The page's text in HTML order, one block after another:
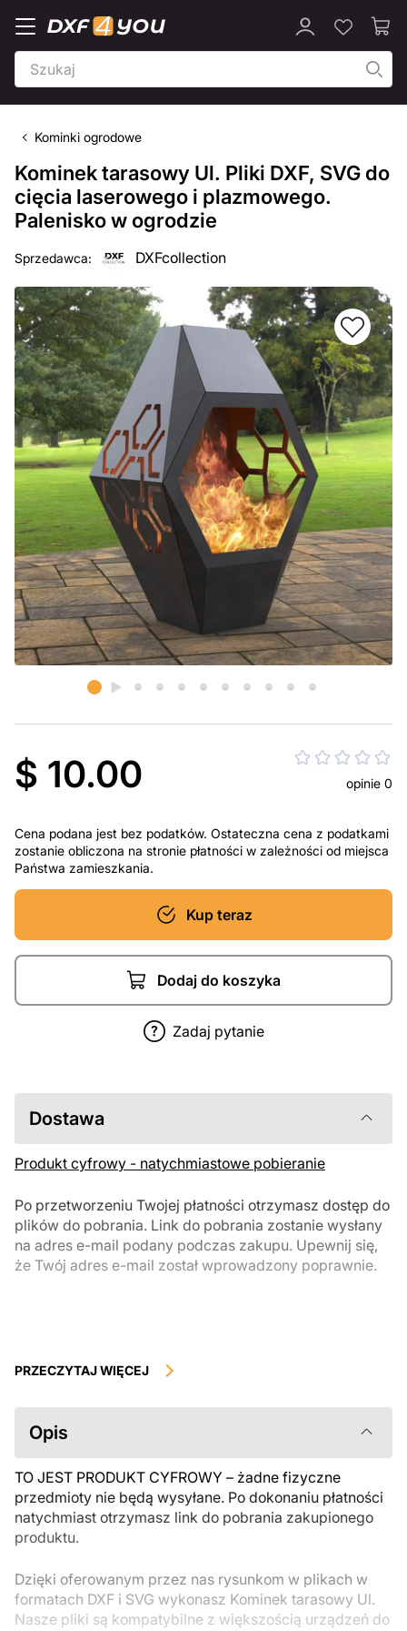
Kominki ogrodowe
Kominek tarasowy Ul. Pliki DXF, SVG do
cięcia laserowego i plazmowego.
Palenisko w ogrodzie
Sprzedawca: DXFcollection
$ 10.00 opinie 0
Cena podana jest bez podatków. Ostateczna cena z podatkami
zostanie obliczona na stronie płatności w zależności od miejsca
Państwa zamieszkania.
Kup teraz
Dodaj do koszyka
Zadaj pytanie
Dostawa
Produkt cyfrowy - natychmiastowe pobieranie
Po przetworzeniu Twojej płatności otrzymasz dostęp do
plików do pobrania. Link do pobrania zostanie wysłany
na adres e-mail podany podczas zakupu. Upewnij się,
że Twój adres e-mail został wprowadzony poprawnie.
podlegają zwrotowi ani wymianie po ich pobraniu. Zalecamy
przed zakupem. Jeśli masz jakiekolwiek problemy z zamówieniem,
skontaktuj się bezpośrednio ze sprzedawcą.
PRZECZYTAJ WIĘCEJ
Opis
TO JEST PRODUKT CYFROWY – żadne fizyczne
przedmioty nie będą wysyłane. Po dokonaniu płatności
natychmiast otrzymasz link do pobrania zakupionego
produktu.
Dzięki oferowanym przez nas rysunkom w plikach w
formatach DXF i SVG wykonasz Kominek tarasowy Ul.
Nasze pliki są kompatybilne z większością urządzeń do